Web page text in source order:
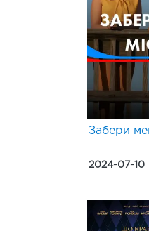
Забери
2024-07-10